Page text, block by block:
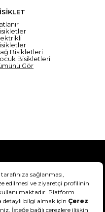
Bisikletleri
Bisikletleri
Gör
Bilgisi
& Koşullar